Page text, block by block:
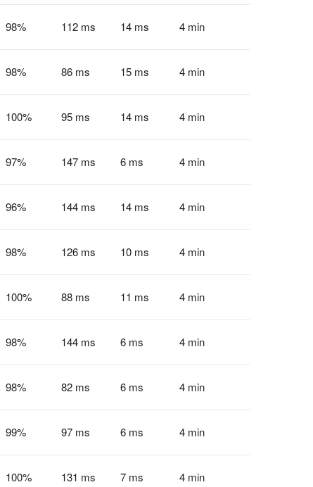
98% 112 ms 14 ms 4 min
98% 86 ms 15 ms 4 min
100% 95 ms 14 ms 4 min
97% 147 ms 6 ms 4 min
96% 144 ms 14 ms 4 min
98% 126 ms 10 ms 4 min
100% 88 ms 11 ms 4 min
98% 144 ms 6 ms 4 min
98% 82 ms 6 ms 4 min
99% 97 ms 6 ms 4 min
100% 131 ms 7 ms 4 min